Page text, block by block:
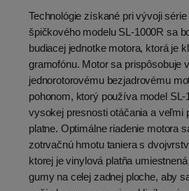
Technológie získané pri vývoji série
špičkového modelu SL-1000R sa
budiacej jednotke motora, ktorá je
gramofónu. Motor sa prispôsobuje
jednorotorovému bezjadrovému
pohonom, ktorý používa model
vysokej presnosti otáčania a veľmi
platne. Optimálne riadenie motora
zotrvačnú hmotu taniera s
ktorej je vinylová platňa
gumy na celej zadnej ploche, aby